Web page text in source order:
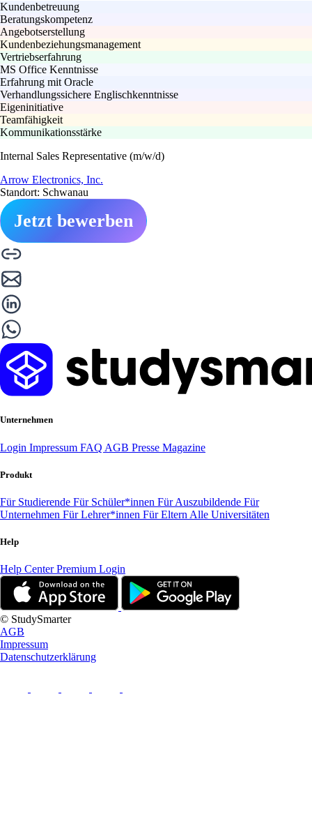
Kundenbetreuung
Beratungskompetenz
Angebotserstellung
Kundenbeziehungsmanagement
Vertriebserfahrung
MS Office Kenntnisse
Erfahrung mit Oracle
Verhandlungssichere Englischkenntnisse
Eigeninitiative
Teamfähigkeit
Kommunikationsstärke
Internal Sales Representative (m/w/d)
Arrow Electronics, Inc.
Standort: Schwanau
Jetzt bewerben
Unternehmen
Login Impressum FAQ AGB Presse Magazine
Produkt
Für Studierende Für Schüler*innen Für Auszubildende Für
Unternehmen Für Lehrer*innen Für Eltern Alle Universitäten
Help
Help CenterPremium Login
© StudySmarter
AGB
Impressum
Datenschutzerklärung